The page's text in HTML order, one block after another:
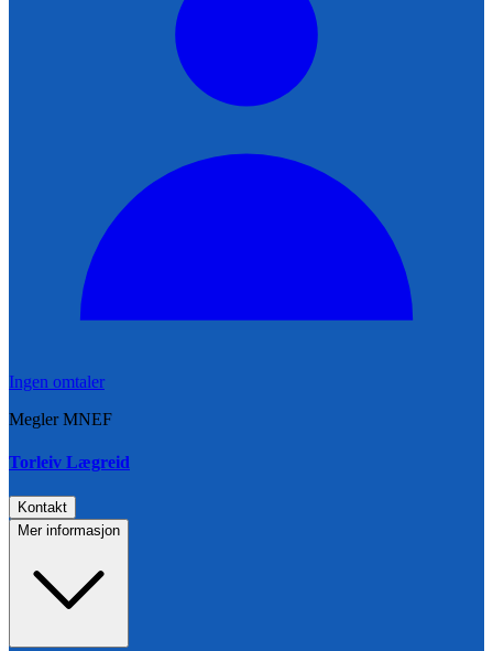
Ingen omtaler
Megler MNEF
Torleiv Lægreid
Kontakt
Mer informasjon